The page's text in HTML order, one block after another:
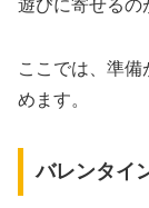
遊びに寄せるの
ここでは、準備
めます。
バレンタイ